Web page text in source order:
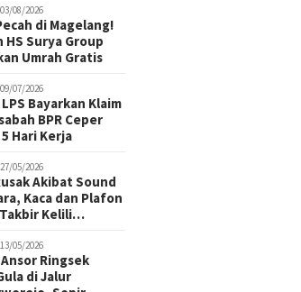
03/08/2026
di Magelang!
HS Surya Group
Umrah Gratis
09/07/2026
Bayarkan Klaim
BPR Ceper
Hari Kerja
27/05/2026
Akibat Sound
Kaca dan Plafon
Kelili…
13/05/2026
Ringsek
di Jalur